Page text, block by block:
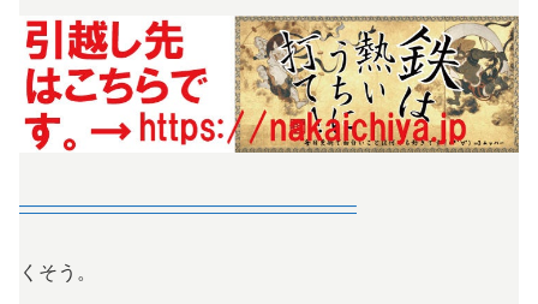
—————————————————–
くそう。